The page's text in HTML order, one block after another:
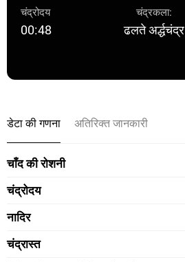
चंद्रोदय
00:48
चंद्रकला:
ढलते अर्द्धचंद्र
डेटा की गणना अतिरिक्त जानकारी
चाँद की रोशनी
चंद्रोदय
नादिर
चंद्रास्त